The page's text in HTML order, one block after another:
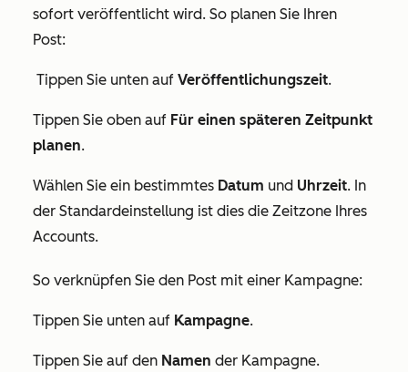
sofort veröffentlicht wird. So planen Sie Ihren
Post:
Tippen Sie unten auf Veröffentlichungszeit.
Tippen Sie oben auf Für einen späteren Zeitpunkt
planen.
Wählen Sie ein bestimmtes Datum und Uhrzeit. In
der Standardeinstellung ist dies die Zeitzone Ihres
Accounts.
So verknüpfen Sie den Post mit einer Kampagne:
Tippen Sie unten auf Kampagne.
Tippen Sie auf den Namen der Kampagne.